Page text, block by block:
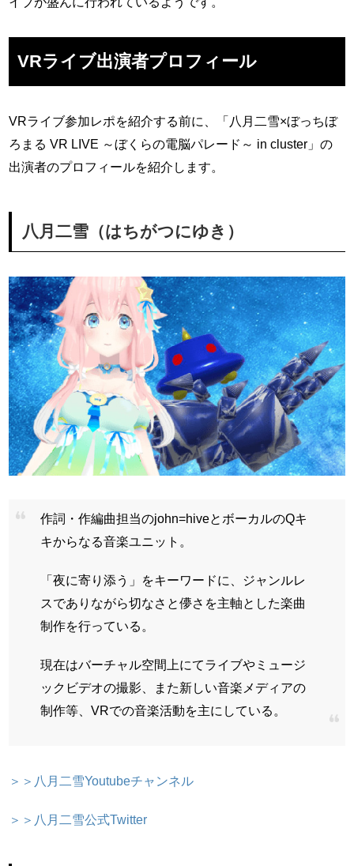
VRライブ出演者プロフィール
VRライブ参加レポを紹介する前に、「八月二雪×ぼっちぼ
ろまる VR LIVE ～ぼくらの電脳パレード～ in cluster」の
出演者のプロフィールを紹介します。
八月二雪（はちがつにゆき）
作詞・作編曲担当のjohn=hiveとボーカルのQキ
キからなる音楽ユニット。
「夜に寄り添う」をキーワードに、ジャンルレ
スでありながら切なさと儚さを主軸とした楽曲
制作を行っている。
現在はバーチャル空間上にてライブやミュージ
ックビデオの撮影、また新しい音楽メディアの
制作等、VRでの音楽活動を主にしている。
＞＞八月二雪Youtubeチャンネル
＞＞八月二雪公式Twitter